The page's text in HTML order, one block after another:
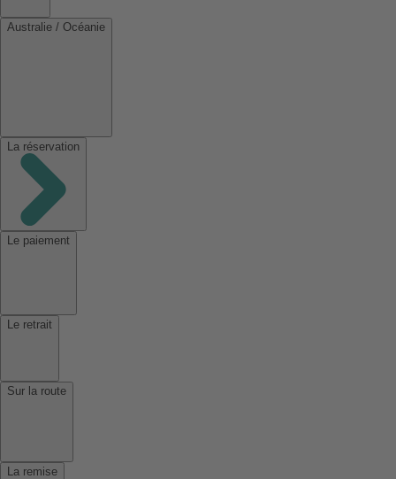
Australie / Océanie
La réservation
Le paiement
Le retrait
Sur la route
La remise